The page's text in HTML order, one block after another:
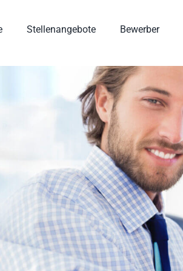
Stellenangebote Bewerber